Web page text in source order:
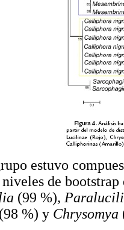
estuvo
niveles de
(99 %),
(98 %) y Chrysomya